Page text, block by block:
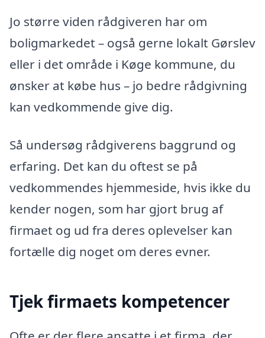
Jo større viden rådgiveren har om
boligmarkedet – også gerne lokalt Gørslev
eller i det område i Køge kommune, du
ønsker at købe hus – jo bedre rådgivning
kan vedkommende give dig.
Så undersøg rådgiverens baggrund og
erfaring. Det kan du oftest se på
vedkommendes hjemmeside, hvis ikke du
kender nogen, som har gjort brug af
firmaet og ud fra deres oplevelser kan
fortælle dig noget om deres evner.
Tjek firmaets kompetencer